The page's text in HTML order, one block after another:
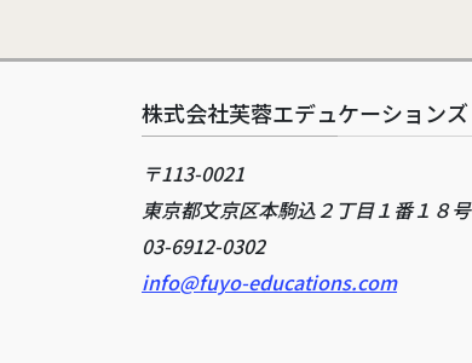
株式会社芙蓉エデュケーションズ
〒113-0021
東京都文京区本駒込２丁目１番１８号
03-6912-0302
info@fuyo-educations.com